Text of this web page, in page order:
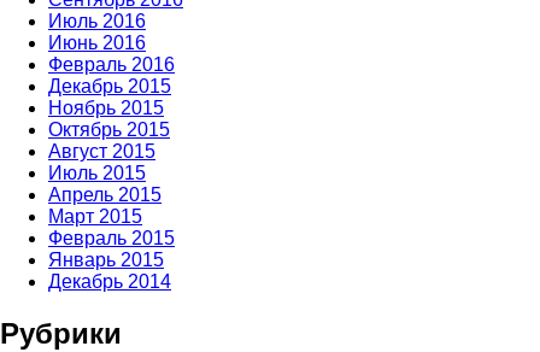
Июль 2016
Июнь 2016
Февраль 2016
Декабрь 2015
Ноябрь 2015
Октябрь 2015
Август 2015
Июль 2015
Апрель 2015
Март 2015
Февраль 2015
Январь 2015
Декабрь 2014
Рубрики